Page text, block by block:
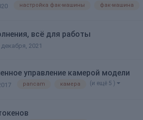
настройка фак-машины фак-машина
всё для работы
декабря, 2021
управление камерой модели
pancam камера (и ещё 5 )